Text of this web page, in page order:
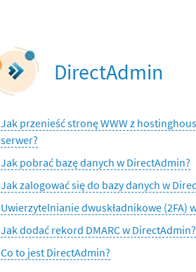
DirectAdmin
Jak przenieść stronę WWW z
serwer?
Jak pobrać bazę danych w DirectAdmin?
Jak zalogować się do bazy danych w
Uwierzytelnianie dwuskładnikowe (2FA)
Jak dodać rekord DMARC w DirectAdmin?
Co to jest DirectAdmin?